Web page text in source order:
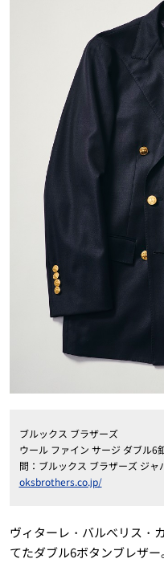
ブルックス ブラザーズ
ウール ファイン サージ ダブル
問：ブルックス ブラザーズ ジ
oksbrothers.co.jp/
ヴィターレ・バルべリス・
てたダブル6ボタンブレザ